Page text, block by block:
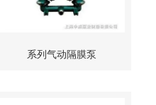
系列气动隔膜泵